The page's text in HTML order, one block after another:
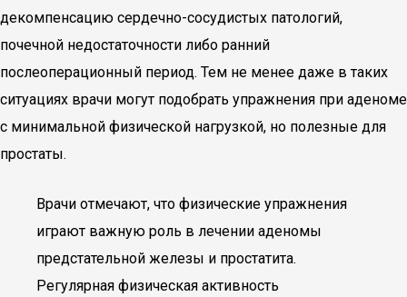
декомпенсацию сердечно-сосудистых патологий,
почечной недостаточности либо ранний
послеоперационный период. Тем не менее даже в таких
ситуациях врачи могут подобрать упражнения при аденоме
с минимальной физической нагрузкой, но полезные для
простаты.
Врачи отмечают, что физические упражнения
играют важную роль в лечении аденомы
предстательной железы и простатита.
Регулярная физическая активность